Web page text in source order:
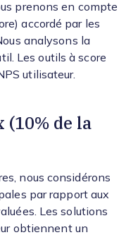
prenons en compte
accordé par les
analysons la
Les outils à score
utilisateur.
de la
nous considérons
par rapport aux
Les solutions
obtiennent un